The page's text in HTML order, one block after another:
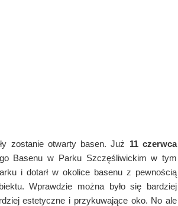
zostanie otwarty basen. Już 11 czerwca
Basenu w Parku Szczęśliwickim w tym
i dotarł w okolice basenu z pewnością
Wprawdzie można było się bardziej
estetyczne i przykuwające oko. No ale